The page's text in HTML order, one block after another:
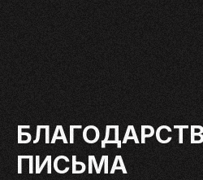
ПИСЬМА